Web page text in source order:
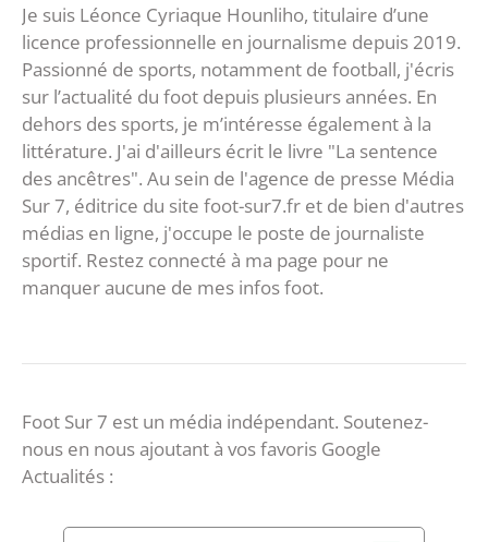
Je suis Léonce Cyriaque Hounliho, titulaire d’une
licence professionnelle en journalisme depuis 2019.
Passionné de sports, notamment de football, j'écris
sur l’actualité du foot depuis plusieurs années. En
dehors des sports, je m’intéresse également à la
littérature. J'ai d'ailleurs écrit le livre "La sentence
des ancêtres". Au sein de l'agence de presse Média
Sur 7, éditrice du site foot-sur7.fr et de bien d'autres
médias en ligne, j'occupe le poste de journaliste
sportif. Restez connecté à ma page pour ne
manquer aucune de mes infos foot.
Foot Sur 7 est un média indépendant. Soutenez-
nous en nous ajoutant à vos favoris Google
Actualités :